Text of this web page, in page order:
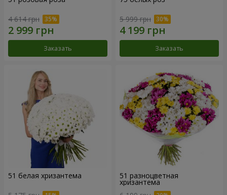
4 614 грн
Заказать
5 999 грн
Заказать
51 белая хризантема 51 разноцветная
хризантема